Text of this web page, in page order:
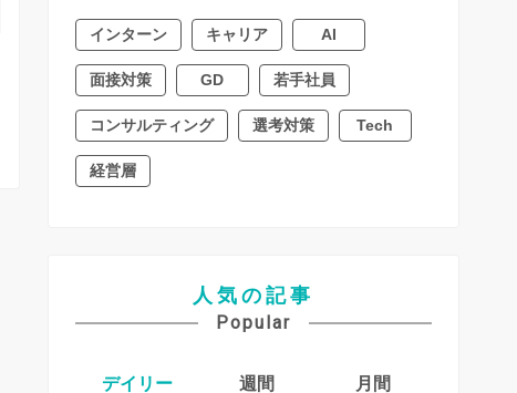
インターン キャリア AI
面接対策 GD 若手社員
コンサルティング 選考対策 Tech
経営層
人気の記事
Popular
デイリー 週間 月間